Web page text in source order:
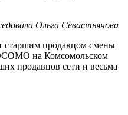
Ольга Севастьянова
старшим продавцом смены
на Комсомольском
продавцов сети и весьма